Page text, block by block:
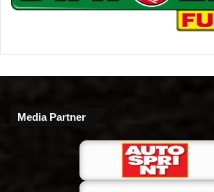
Media Partner